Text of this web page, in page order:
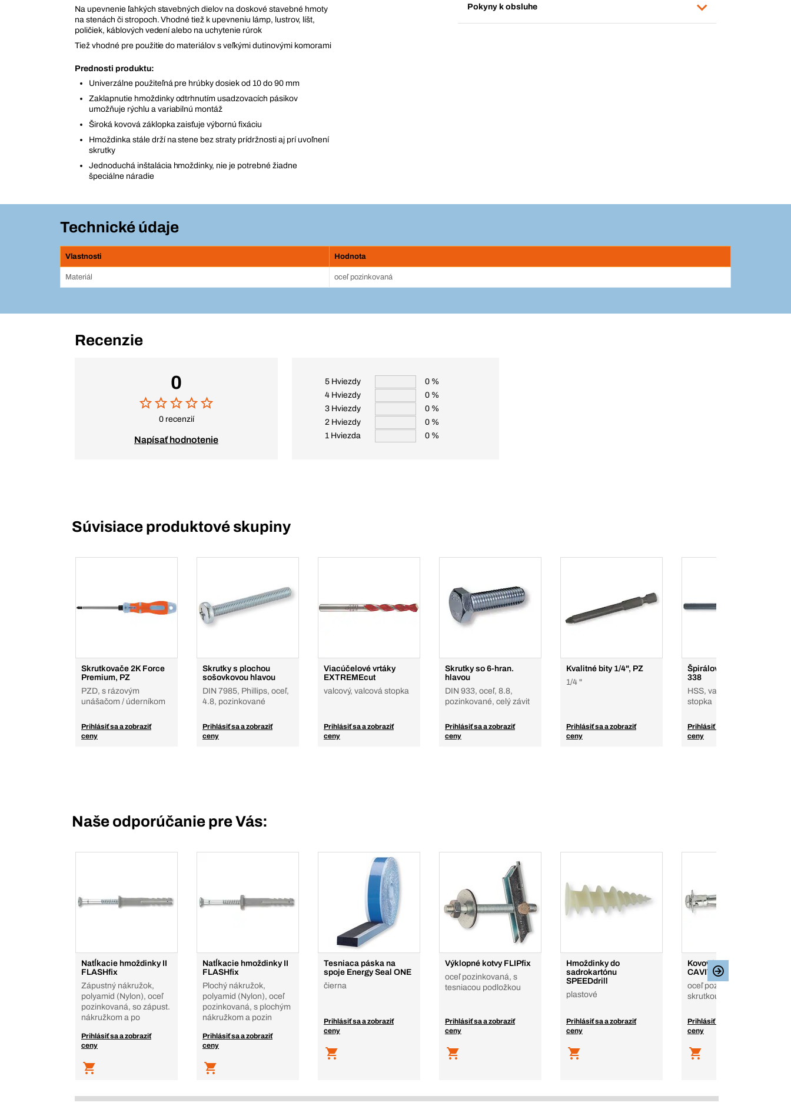
Na upevnenie ľahkých stavebných dielov na doskové stavebné hmoty
na stenách či stropoch. Vhodné tiež k upevneniu lámp, lustrov, líšt,
poličiek, káblových vedení alebo na uchytenie rúrok
Tiež vhodné pre použitie do materiálov s veľkými dutinovými komorami
Prednosti produktu:
Univerzálne použiteľná pre hrúbky dosiek od 10 do 90 mm
Zaklapnutie hmoždinky odtrhnutím usadzovacích pásikov
umožňuje rýchlu a variabilnú montáž
Široká kovová záklopka zaisťuje výbornú fixáciu
Hmoždinka stále drží na stene bez straty prídržnosti aj prí uvoľnení
skrutky
Jednoduchá inštalácia hmoždinky, nie je potrebné žiadne
špeciálne náradie
Pokyny k obsluhe
Technické údaje
Vlastnosti Hodnota
Materiál oceľ pozinkovaná
Recenzie
0
0 recenzií
Napísať hodnotenie
5 Hviezdy
0 %
4 Hviezdy
0 %
3 Hviezdy
0 %
2 Hviezdy
0 %
1 Hviezda
0 %
Súvisiace produktové skupiny
Skrutkovače 2K Force
Premium, PZ
PZD, s rázovým
unášačom / úderníkom
Prihlásiť sa a zobraziť
ceny
Skrutky s plochou
sošovkovou hlavou
DIN 7985, Phillips, oceľ,
4.8, pozinkované
Prihlásiť sa a zobraziť
ceny
Viacúčelové vrtáky
EXTREMEcut
valcový, valcová stopka
Prihlásiť sa a zobraziť
ceny
Skrutky so 6-hran.
hlavou
DIN 933, oceľ, 8.8,
pozinkované, celý závit
Prihlásiť sa a zobraziť
ceny
Kvalitné bity 1/4", PZ
1/4 "
Prihlásiť sa a zobraziť
ceny
Špirálové vrtáky DIN
338
HSS, valcované, valcová
stopka
Prihlásiť sa a zobraziť
ceny
Naše odporúčanie pre Vás:
Natĺkacie hmoždinky II
FLASHfix
Zápustný nákružok,
polyamid (Nylon), oceľ
pozinkovaná, so zápust.
nákružkom a po
Prihlásiť sa a zobraziť
ceny
Natĺkacie hmoždinky II
FLASHfix
Plochý nákružok,
polyamid (Nylon), oceľ
pozinkovaná, s plochým
nákružkom a pozin
Prihlásiť sa a zobraziť
ceny
Tesniaca páska na
spoje Energy Seal ONE
čierna
Prihlásiť sa a zobraziť
ceny
Výklopné kotvy FLIPfix
oceľ pozinkovaná, s
tesniacou podložkou
Prihlásiť sa a zobraziť
ceny
Hmoždinky do
sadrokartónu
SPEEDdrill
plastové
Prihlásiť sa a zobraziť
ceny
Kovové dutinové kotvy
CAVITYfix
oceľ pozinkovaná, so
skrutkou
Prihlásiť sa a zobraziť
ceny